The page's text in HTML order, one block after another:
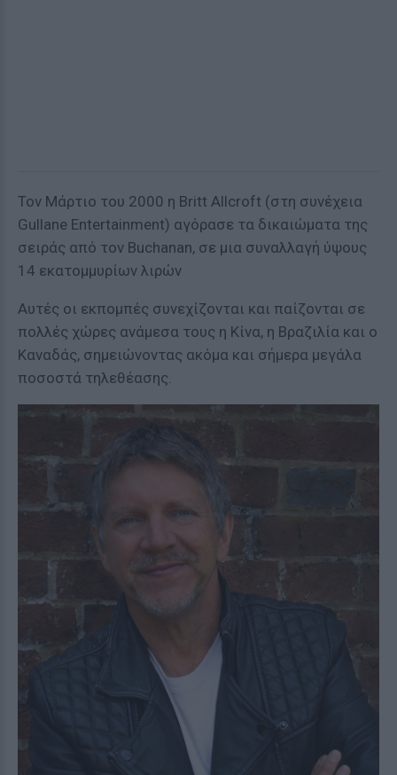
Τον Μάρτιο του 2000 η Britt Allcroft (στη συνέχεια
Gullane Entertainment) αγόρασε τα δικαιώματα της
σειράς από τον Buchanan, σε μια συναλλαγή ύψους
14 εκατομμυρίων λιρών
Αυτές οι εκπομπές συνεχίζονται και παίζονται σε
πολλές χώρες ανάμεσα τους η Κίνα, η Βραζιλία και ο
Καναδάς, σημειώνοντας ακόμα και σήμερα μεγάλα
ποσοστά τηλεθέασης.